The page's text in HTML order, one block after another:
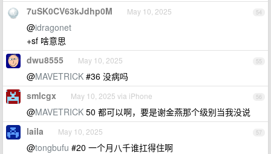
54
7uSK0CV63kJdhp0M May 10, 2025
@idragonet
+sf 啥意思
55
dwu8555 May 10, 2025
@MAVETRICK #36 没病吗
56
smlcgx May 10, 2025 via iPhone
@MAVETRICK 50 都可以啊，要是谢金燕那个级别当我没说
57
laila May 10, 2025
@tongbufu #20 一个月八千谁扛得住啊